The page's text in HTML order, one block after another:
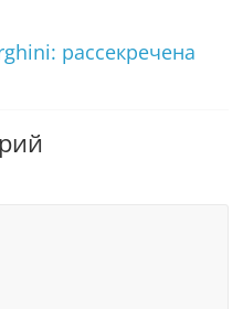
рассекречена